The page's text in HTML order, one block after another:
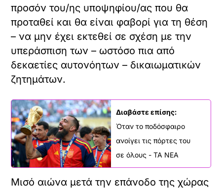
προσόν του/ης υποψηφίου/ας που θα
προταθεί και θα είναι φαβορί για τη θέση
– να μην έχει εκτεθεί σε σχέση με την
υπεράσπιση των – ωστόσο πια από
δεκαετίες αυτονόητων – δικαιωματικών
ζητημάτων.
Διαβάστε επίσης:
Όταν το ποδόσφαιρο
ανοίγει τις πόρτες του
σε όλους - ΤΑ ΝΕΑ
Μισό αιώνα μετά την επάνοδο της χώρας